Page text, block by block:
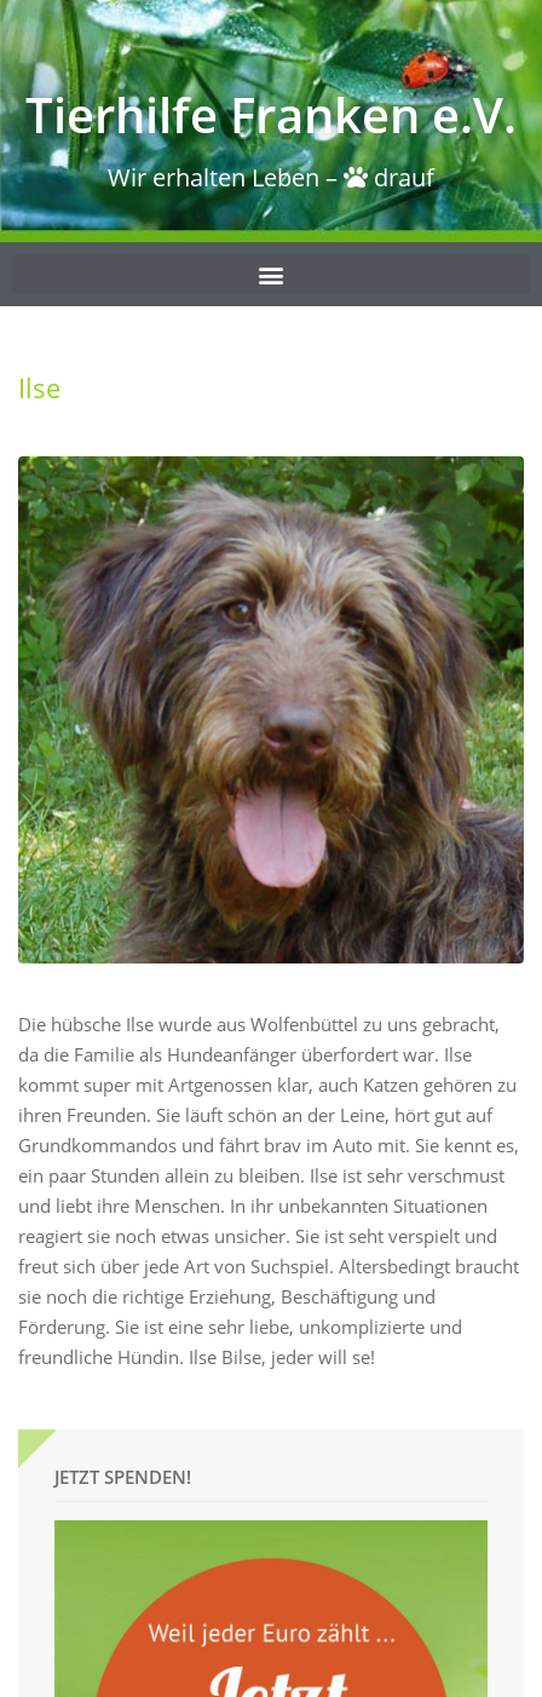
Tierhilfe Franken e.V.
Wir erhalten Leben – drauf
Ilse
Die hübsche Ilse wurde aus Wolfenbüttel zu uns gebracht,
da die Familie als Hundeanfänger überfordert war. Ilse
kommt super mit Artgenossen klar, auch Katzen gehören zu
ihren Freunden. Sie läuft schön an der Leine, hört gut auf
Grundkommandos und fährt brav im Auto mit. Sie kennt es,
ein paar Stunden allein zu bleiben. Ilse ist sehr verschmust
und liebt ihre Menschen. In ihr unbekannten Situationen
reagiert sie noch etwas unsicher. Sie ist seht verspielt und
freut sich über jede Art von Suchspiel. Altersbedingt braucht
sie noch die richtige Erziehung, Beschäftigung und
Förderung. Sie ist eine sehr liebe, unkomplizierte und
freundliche Hündin. Ilse Bilse, jeder will se!
JETZT SPENDEN!